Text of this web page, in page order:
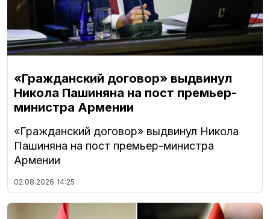
«Гражданский договор» выдвинул
Никола Пашиняна на пост премьер-
министра Армении
«Гражданский договор» выдвинул Никола
Пашиняна на пост премьер-министра
Армении
02.08.2026 14:25